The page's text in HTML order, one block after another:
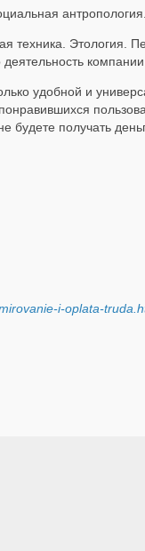
техника. Этология.
удобной и
получать
i-oplata-